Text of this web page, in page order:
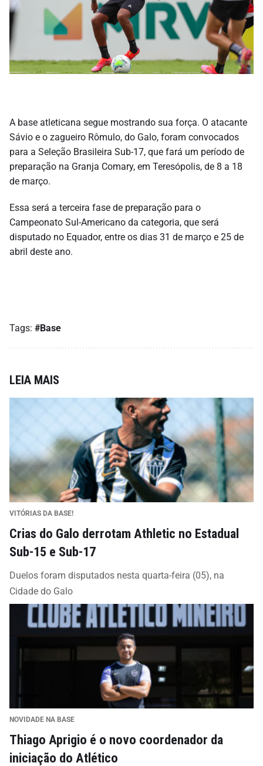
A base atleticana segue mostrando sua força. O atacante
Sávio e o zagueiro Rômulo, do Galo, foram convocados
para a Seleção Brasileira Sub-17, que fará um período de
preparação na Granja Comary, em Teresópolis, de 8 a 18
de março.
Essa será a terceira fase de preparação para o
Campeonato Sul-Americano da categoria, que será
disputado no Equador, entre os dias 31 de março e 25 de
abril deste ano.
Tags: #Base
LEIA MAIS
VITÓRIAS DA BASE!
Crias do Galo derrotam Athletic no Estadual
Sub-15 e Sub-17
Duelos foram disputados nesta quarta-feira (05), na
Cidade do Galo
NOVIDADE NA BASE
Thiago Aprigio é o novo coordenador da
iniciação do Atlético